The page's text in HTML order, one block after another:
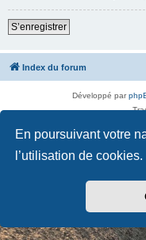
En poursuivant votre
l’utilisation de cookies.
S’enregistrer
Index du forum
Développé par